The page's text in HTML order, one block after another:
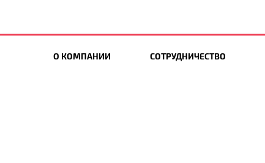
О КОМПАНИИ СОТРУДНИЧЕСТВО